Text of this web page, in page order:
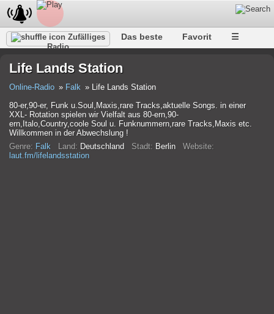
Zufälliges
Radio
Das beste Favorit ☰
Life Lands Station
Online-Radio Falk
Life Lands Station
80-er,90-er, Funk u.Soul,Maxis,rare Tracks,aktuelle Songs. in einer
XXL- Rotation spielen wir Vielfalt aus 80-ern,90-
ern,Italo,Country,coole Soul u. Funknummern,rare Tracks,Maxis etc.
Willkommen in der Abwechslung !
Genre: Falk Land: Deutschland Stadt: Berlin Website:
laut.fm/lifelandsstation